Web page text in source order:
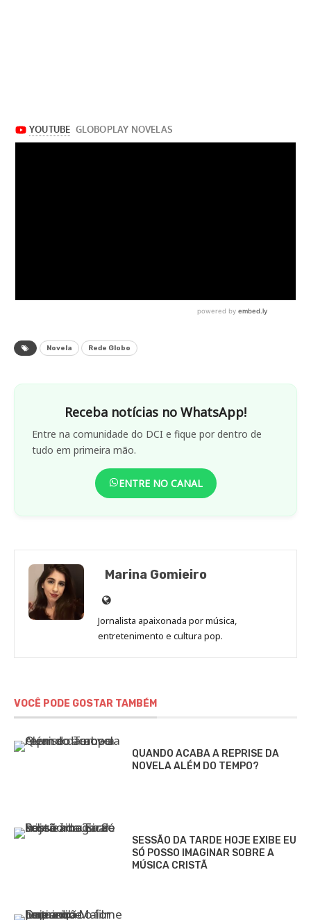
Novela Rede Globo
Receba notícias no WhatsApp!
Entre na comunidade do DCI e fique por dentro de
tudo em primeira mão.
ENTRE NO CANAL
Marina Gomieiro
Site
de
Marina
Jornalista apaixonada por música,
entretenimento e cultura pop.
VOCÊ PODE GOSTAR TAMBÉM
QUANDO ACABA A REPRISE DA
NOVELA ALÉM DO TEMPO?
SESSÃO DA TARDE HOJE EXIBE EU
SÓ POSSO IMAGINAR SOBRE A
MÚSICA CRISTÃ